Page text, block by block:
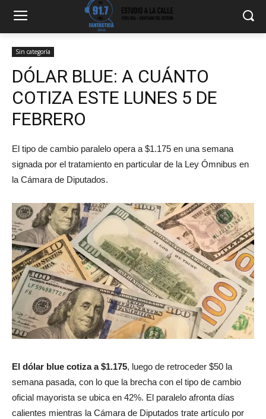
Sin categoría
DÓLAR BLUE: A CUÁNTO
COTIZA ESTE LUNES 5 DE
FEBRERO
El tipo de cambio paralelo opera a $1.175 en una semana
signada por el tratamiento en particular de la Ley Ómnibus en
la Cámara de Diputados.
El dólar blue cotiza a $1.175, luego de retroceder $50 la
semana pasada, con lo que la brecha con el tipo de cambio
oficial mayorista se ubica en 42%. El paralelo afronta días
calientes mientras la Cámara de Diputados trate artículo por